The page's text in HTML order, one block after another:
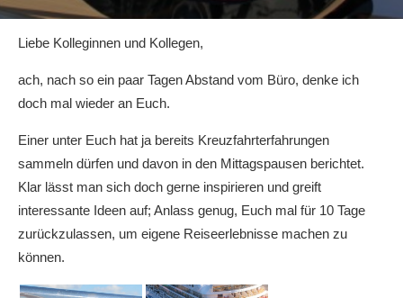
Liebe Kolleginnen und Kollegen,
ach, nach so ein paar Tagen Abstand vom Büro, denke ich
doch mal wieder an Euch.
Einer unter Euch hat ja bereits Kreuzfahrterfahrungen
sammeln dürfen und davon in den Mittagspausen berichtet.
Klar lässt man sich doch gerne inspirieren und greift
interessante Ideen auf; Anlass genug, Euch mal für 10 Tage
zurückzulassen, um eigene Reiseerlebnisse machen zu
können.